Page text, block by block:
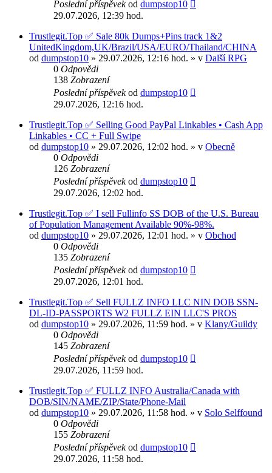
Poslední příspěvekod dumpstop10
29.07.2026, 12:39 hod.
Trustlegit.Top ✅ Sale 80k Dumps+Pins track 1&2
UnitedKingdom,UK/Brazil/USA/EURO/Thailand/CHINA
od dumpstop10 » 29.07.2026, 12:16 hod. » v Další RPG
0 Odpovědi
138 Zobrazení
Poslední příspěvekod dumpstop10
29.07.2026, 12:16 hod.
Trustlegit.Top ✅ Selling Good PayPal Linkables • Cash App
Linkables • CC + Full Swipe
od dumpstop10 » 29.07.2026, 12:02 hod. » v Obecně
0 Odpovědi
126 Zobrazení
Poslední příspěvekod dumpstop10
29.07.2026, 12:02 hod.
Trustlegit.Top ✅ I sell Fullinfo SS DOB of the U.S. Bureau
of Population Management Available 90%-98%.
od dumpstop10 » 29.07.2026, 12:01 hod. » v Obchod
0 Odpovědi
135 Zobrazení
Poslední příspěvekod dumpstop10
29.07.2026, 12:01 hod.
Trustlegit.Top ✅ Sell FULLZ INFO LLC NIN DOB SSN-
DL-ID-PASSPORTS W2 FULLZ EIN LLC'S PROS
od dumpstop10 » 29.07.2026, 11:59 hod. » v Klany/Guildy
0 Odpovědi
145 Zobrazení
Poslední příspěvekod dumpstop10
29.07.2026, 11:59 hod.
Trustlegit.Top ✅ FULLZ INFO Australia/Canada with
DOB/SIN/NAME/ZIP/State/Phone-Mail
od dumpstop10 » 29.07.2026, 11:58 hod. » v Solo Selffound
0 Odpovědi
155 Zobrazení
Poslední příspěvekod dumpstop10
29.07.2026, 11:58 hod.